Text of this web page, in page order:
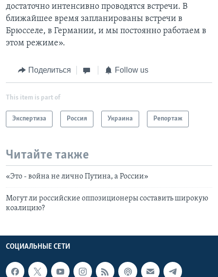
достаточно интенсивно проводятся встречи. В
ближайшее время запланированы встречи в
Брюсселе, в Германии, и мы постоянно работаем в
этом режиме».
Поделиться Follow us
This item is part of
Экспертиза Россия Украина Репортаж
Читайте также
«Это - война не лично Путина, а России»
Могут ли российские оппозиционеры составить широкую
коалицию?
СОЦИАЛЬНЫЕ СЕТИ